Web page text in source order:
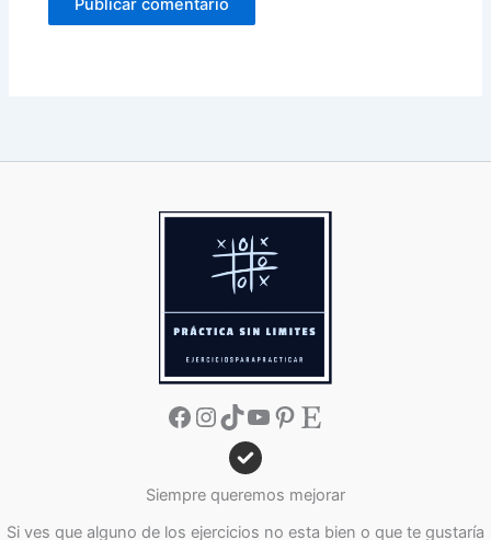
Facebook
Instagram
TikTok
YouTube
Pinterest
Etsy
Siempre queremos mejorar
Si ves que alguno de los ejercicios no esta bien o que te gustaría